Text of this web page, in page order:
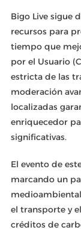
Bigo Live sigue
recursos para
tiempo que
por el Usuario
estricta de las
moderación
localizadas
enriquecedor
significativas.
El evento de
marcando un
el transporte y
créditos de